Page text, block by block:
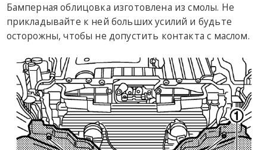
Бамперная облицовка изготовлена из смолы. Не
прикладывайте к ней больших усилий и будьте
осторожны, чтобы не допустить контакта с маслом.